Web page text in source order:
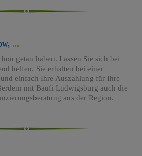
getan haben. Lassen Sie sich bei
helfen. Sie erhalten bei einer
einfach Ihre Auszahlung für Ihre
mit Baufi Ludwigsburg auch die
aus der Region.